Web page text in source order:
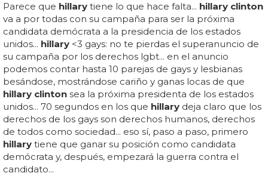
Parece que hillary tiene lo que hace falta... hillary clinton
va a por todas con su campaña para ser la próxima
candidata demócrata a la presidencia de los estados
unidos... hillary <3 gays: no te pierdas el superanuncio de
su campaña por los derechos lgbt... en el anuncio
podemos contar hasta 10 parejas de gays y lesbianas
besándose, mostrándose cariño y ganas locas de que
hillary clinton sea la próxima presidenta de los estados
unidos... 70 segundos en los que hillary deja claro que los
derechos de los gays son derechos humanos, derechos
de todos como sociedad... eso sí, paso a paso, primero
hillary tiene que ganar su posición como candidata
demócrata y, después, empezará la guerra contra el
candidato...